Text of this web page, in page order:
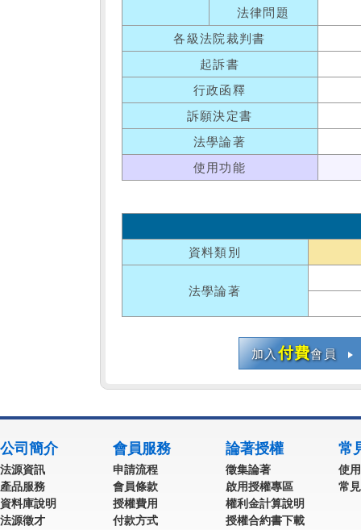
法律問題
各級法院裁判書
起訴書
行政函釋
訴願決定書
法學論著
使用功能
資料類別
法學論著
加入付費會員
公司簡介
法源資訊
產品服務
資料庫說明
法源徵才
會員服務
申請流程
會員條款
授權費用
付款方式
論著授權
徵集論著
啟用授權專區
權利金計算說明
授權合約書下載
常
使
常